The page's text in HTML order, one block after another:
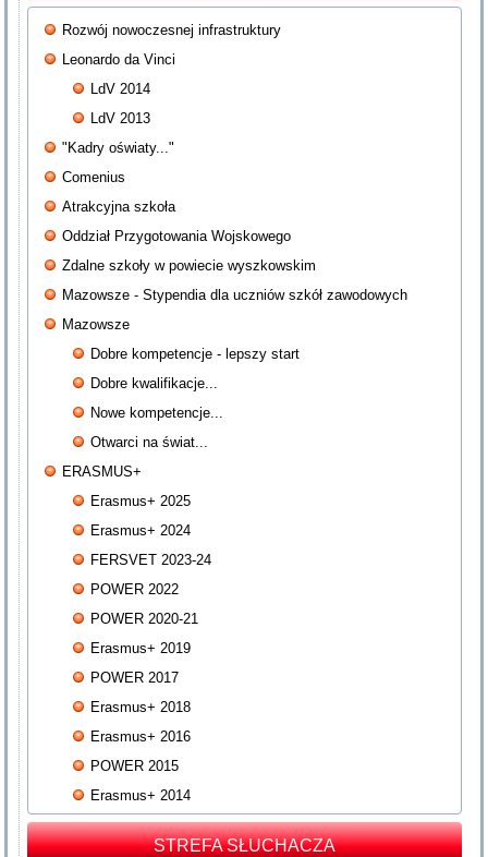
Rozwój nowoczesnej infrastruktury
Leonardo da Vinci
LdV 2014
LdV 2013
"Kadry oświaty..."
Comenius
Atrakcyjna szkoła
Oddział Przygotowania Wojskowego
Zdalne szkoły w powiecie wyszkowskim
Mazowsze - Stypendia dla uczniów szkół zawodowych
Mazowsze
Dobre kompetencje - lepszy start
Dobre kwalifikacje...
Nowe kompetencje...
Otwarci na świat...
ERASMUS+
Erasmus+ 2025
Erasmus+ 2024
FERSVET 2023-24
POWER 2022
POWER 2020-21
Erasmus+ 2019
POWER 2017
Erasmus+ 2018
Erasmus+ 2016
POWER 2015
Erasmus+ 2014
STREFA SŁUCHACZA